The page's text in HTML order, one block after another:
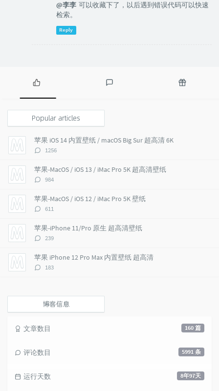
@李李 可以收藏下了，以后遇到错误代码可以快速
检索。
Reply
P
p
u
l
a
r
a
r
t
i
c
l
e
s
t
m
n
s
Popular articles
苹果 iOS 14 内置壁纸 / macOS Big Sur 超高清 6K
评
数：
1256
苹果-MacOS / iOS 13 / iMac Pro 5K 超高清壁纸
评
数：
984
苹果-MacOS / iOS 12 / iMac Pro 5K 壁纸
评
数：
611
苹果-iPhone 11/Pro 原生 超高清壁纸
评
数：
239
苹果 iPhone 12 Pro Max 内置壁纸 超高清
评
183
博客信息
160 篇
文章数目
5991 条
评论数目
8年97天
运行天数